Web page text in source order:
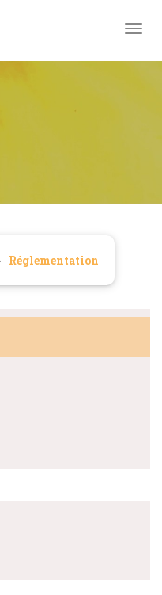
Réglementation